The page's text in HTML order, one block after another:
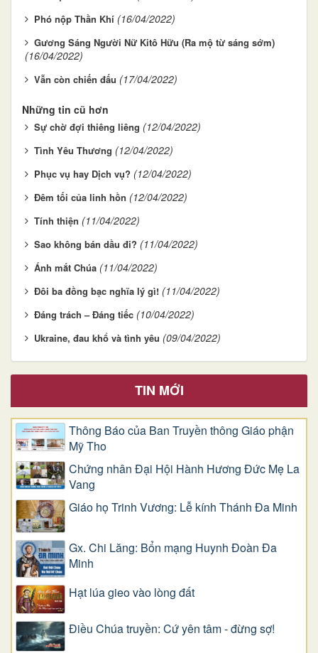
Phó nộp Thần Khí (16/04/2022)
Gương Sáng Người Nữ Kitô Hữu (Ra mộ từ sáng sớm)
(16/04/2022)
Vẫn còn chiến đấu (17/04/2022)
Những tin cũ hơn
Sự chờ đợi thiêng liêng (12/04/2022)
Tình Yêu Thương (12/04/2022)
Phục vụ hay Dịch vụ? (12/04/2022)
Đêm tối của linh hồn (12/04/2022)
Tính thiện (11/04/2022)
Sao không bán dầu đi? (11/04/2022)
Ánh mắt Chúa (11/04/2022)
Đôi ba đồng bạc nghĩa lý gì! (11/04/2022)
Đáng trách – Đáng tiếc (10/04/2022)
Ukraine, đau khổ và tình yêu (09/04/2022)
TIN MỚI
Thông Báo của Ban Truyền thông Giáo phận
Mỹ Tho
Chứng nhân Đại Hội Hành Hương Đức Mẹ La
Vang
Giáo họ Trinh Vương: Lễ kính Thánh Đa Minh
Gx. Chi Lăng: Bổn mạng Huynh Đoàn Đa
Minh
Hạt lúa gieo vào lòng đất
Điều Chúa truyền: Cứ yên tâm - đừng sợ!